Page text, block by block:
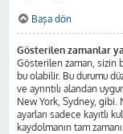
Başa dön
Gösterilen zamanlar
Gösterilen zaman, sizin
bu olabilir. Bu durumu
ve ayrıntılı alandan
New York, Sydney,
ayarları sadece kayıtlı
kaydolmanın tam